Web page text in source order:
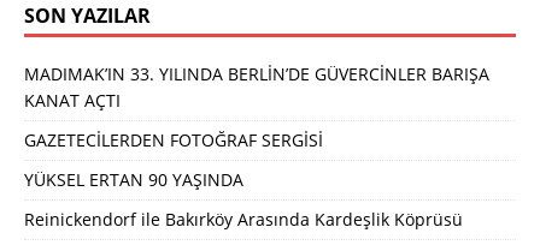
SON YAZILAR
MADIMAK’IN 33. YILINDA BERLİN’DE GÜVERCİNLER BARIŞA
KANAT AÇTI
GAZETECİLERDEN FOTOĞRAF SERGİSİ
YÜKSEL ERTAN 90 YAŞINDA
Reinickendorf ile Bakırköy Arasında Kardeşlik Köprüsü